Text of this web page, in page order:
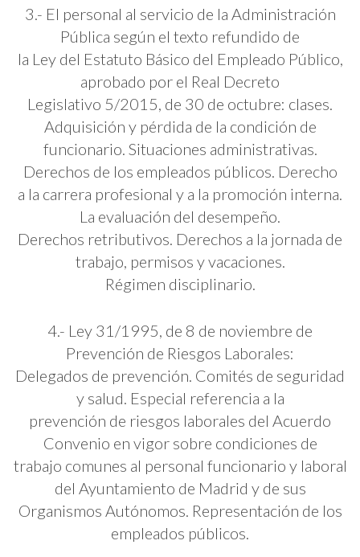
3.- El personal al servicio de la Administración
Pública según el texto refundido de
la Ley del Estatuto Básico del Empleado Público,
aprobado por el Real Decreto
Legislativo 5/2015, de 30 de octubre: clases.
Adquisición y pérdida de la condición de
funcionario. Situaciones administrativas.
Derechos de los empleados públicos. Derecho
a la carrera profesional y a la promoción interna.
La evaluación del desempeño.
Derechos retributivos. Derechos a la jornada de
trabajo, permisos y vacaciones.
Régimen disciplinario.
4.- Ley 31/1995, de 8 de noviembre de
Prevención de Riesgos Laborales:
Delegados de prevención. Comités de seguridad
y salud. Especial referencia a la
prevención de riesgos laborales del Acuerdo
Convenio en vigor sobre condiciones de
trabajo comunes al personal funcionario y laboral
del Ayuntamiento de Madrid y de sus
Organismos Autónomos. Representación de los
empleados públicos.